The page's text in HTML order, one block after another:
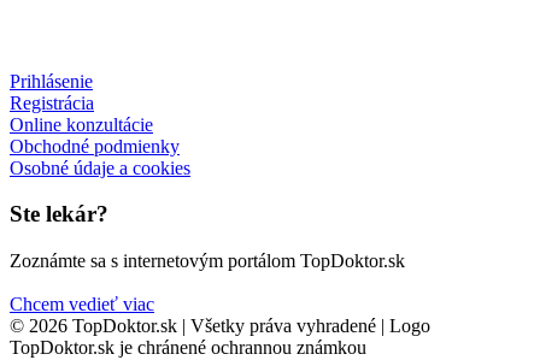
Prihlásenie
Registrácia
Online konzultácie
Obchodné podmienky
Osobné údaje a cookies
Ste lekár?
Zoznámte sa s internetovým portálom TopDoktor.sk
Chcem vedieť viac
© 2026 TopDoktor.sk | Všetky práva vyhradené | Logo
TopDoktor.sk je chránené ochrannou známkou